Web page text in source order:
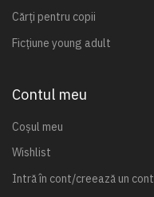
Cărți pentru copii
Ficțiune young adult
Contul meu
Coșul meu
Wishlist
Intră în cont/creează un cont